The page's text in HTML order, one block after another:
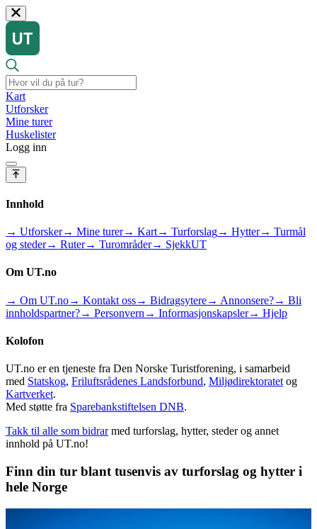
Kart
Utforsker
Mine turer
Huskelister
Logg inn
Innhold
→ Utforsker→ Mine turer→ Kart→ Turforslag→ Hytter→ Turmål
og steder→ Ruter→ Turområder→ SjekkUT
Om UT.no
→ Om UT.no→ Kontakt oss→ Bidragsytere→ Annonsere?→ Bli
innholdspartner?→ Personvern → Informasjonskapsler→ Hjelp
Kolofon
UT.no er en tjeneste fra Den Norske Turistforening, i samarbeid
med Statskog, Friluftsrådenes Landsforbund, Miljødirektoratet og
Kartverket.
Med støtte fra Sparebankstiftelsen DNB.
Takk til alle som bidrar med turforslag, hytter, steder og annet
innhold på UT.no!
Finn din tur blant tusenvis av turforslag og hytter i
hele Norge